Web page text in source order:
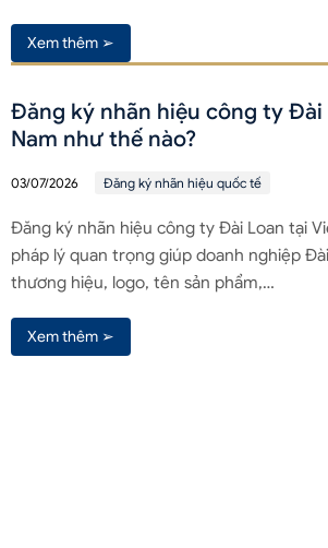
Xem thêm ➢
Đăng ký nhãn hiệu công ty Đài
Nam như thế nào?
03/07/2026 Đăng ký nhãn hiệu quốc tế
Đăng ký nhãn hiệu công ty Đài Loan tại
pháp lý quan trọng giúp doanh nghiệp
thương hiệu, logo, tên sản phẩm,…
Xem thêm ➢